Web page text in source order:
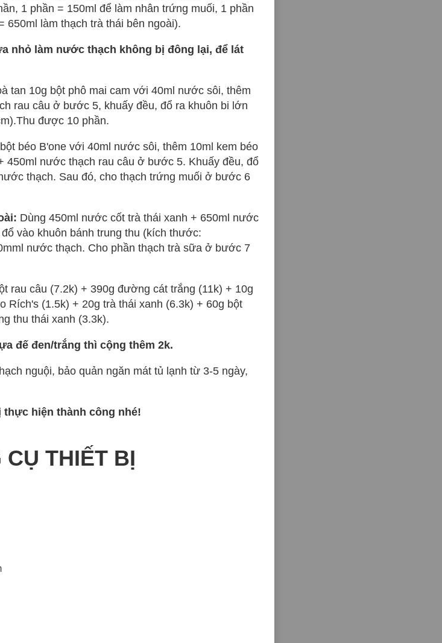
1 phần = 150ml để làm nhân trứng muối, 1 phần
650ml làm thạch trà thái bên ngoài).
nhỏ làm nước thạch không bị đông lại, để lát
tan 10g bột phô mai cam với 40ml nước sôi, thêm
rau câu ở bước 5, khuấy đều, đổ ra khuôn bi lớn
được 10 phần.
béo B'one với 40ml nước sôi, thêm 10ml kem béo
450ml nước thạch rau câu ở bước 5. Khuấy đều, đổ
thạch. Sau đó, cho thạch trứng muối ở bước 6
Dùng 450ml nước cốt trà thái xanh + 650ml nước
vào khuôn bánh trung thu (kích thước:
nước thạch. Cho phần thạch trà sữa ở bước 7
rau câu (7.2k) + 390g đường cát trắng (11k) + 10g
Rích's (1.5k) + 20g trà thái xanh (6.3k) + 60g bột
thu thái xanh (3.3k).
đế đen/trắng thì cộng thêm 2k.
nguội, bảo quản ngăn mát tủ lạnh từ 3-5 ngày,
thực hiện thành công nhé!
CỤ THIẾT BỊ